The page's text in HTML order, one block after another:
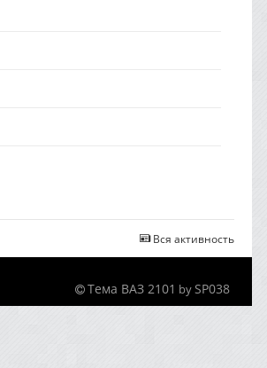
Вся активность
Тема ВАЗ 2101 by SP038